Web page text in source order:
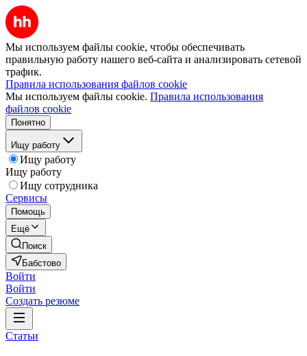
Мы используем файлы cookie, чтобы обеспечивать
правильную работу нашего веб-сайта и анализировать сетевой
трафик.
Правила использования файлов cookie
Мы используем файлы cookie. Правила использования
файлов cookie
Понятно
Ищу работу
Ищу работу
Ищу работу
Ищу сотрудника
Сервисы
Помощь
Ещё
Поиск
Бабстово
Войти
Войти
Создать резюме
Статьи